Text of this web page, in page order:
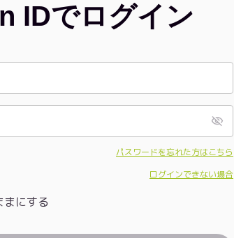
IDでログイン
パスワードを忘れた方はこちら
ログインできない場合
まにする